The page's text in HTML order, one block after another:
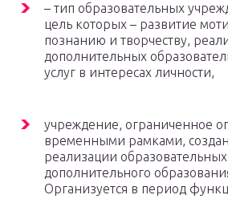
– тип образовательных
цель которых – развитие
познанию и творчеству,
дополнительных
услуг в интересах личности,
учреждение, ограниченное
временными рамками,
реализации
дополнительного
Организуется в период